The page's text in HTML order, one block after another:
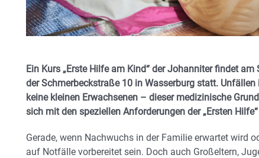
Ein Kurs „Erste Hilfe am Kind“ der Johanniter findet
der Schmerbeckstraße 10 in Wasserburg statt.
keine kleinen Erwachsenen – dieser medizinische
sich mit den speziellen Anforderungen der „Ersten
Gerade, wenn Nachwuchs in der Familie erwartet wird
auf Notfälle vorbereitet sein. Doch auch Großeltern,